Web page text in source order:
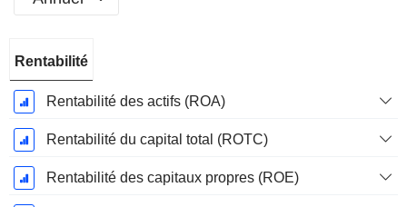
Fiscale:
Décembre
Rentabilité
Rentabilité des actifs (ROA)
Rentabilité du capital total (ROTC)
Rentabilité des capitaux propres (ROE)